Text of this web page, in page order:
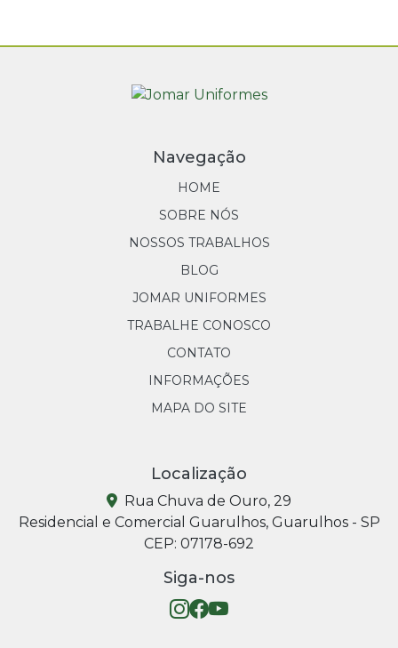
Navegação
HOME
SOBRE NÓS
NOSSOS TRABALHOS
BLOG
JOMAR UNIFORMES
TRABALHE CONOSCO
CONTATO
INFORMAÇÕES
MAPA DO SITE
Localização
Rua Chuva de Ouro, 29
Residencial e Comercial Guarulhos, Guarulhos - SP
CEP: 07178-692
Siga-nos